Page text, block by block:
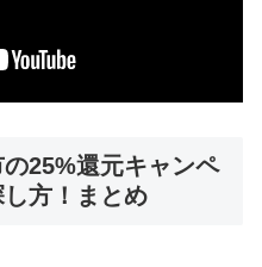
の25%還元キャンペ
方！まとめ